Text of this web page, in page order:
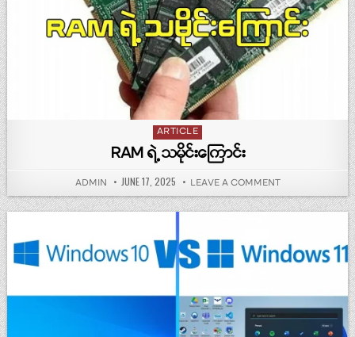
Posted in
ARTICLE
RAM ရဲ့ သမိုင်းကြောင်း
AUTHOR:
ADMIN PUBLISHED DATE:
JUNE 17, 2025 LEAVE A COMMENTON RAM ရဲ့ သမိုင်း